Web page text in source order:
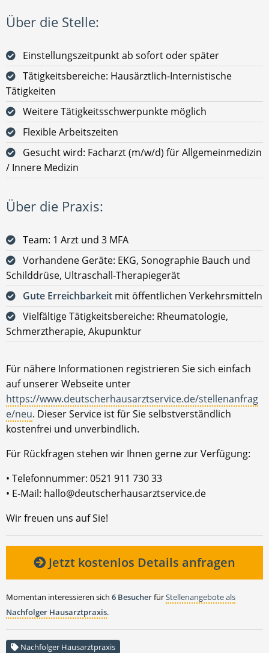
Über die Stelle:
Einstellungszeitpunkt ab sofort oder später
Tätigkeitsbereiche: Hausärztlich-Internistische
Tätigkeiten
Weitere Tätigkeitsschwerpunkte möglich
Flexible Arbeitszeiten
Gesucht wird: Facharzt (m/w/d) für Allgemeinmedizin
/ Innere Medizin
Über die Praxis:
Team: 1 Arzt und 3 MFA
Vorhandene Geräte: EKG, Sonographie Bauch und
Schilddrüse, Ultraschall-Therapiegerät
Gute Erreichbarkeit mit öffentlichen Verkehrsmitteln
Vielfältige Tätigkeitsbereiche: Rheumatologie,
Schmerztherapie, Akupunktur
Für nähere Informationen registrieren Sie sich einfach
auf unserer Webseite unter
https://www.deutscherhausarztservice.de/stellenanfrag
e/neu. Dieser Service ist für Sie selbstverständlich
kostenfrei und unverbindlich.
Für Rückfragen stehen wir Ihnen gerne zur Verfügung:
• Telefonnummer: 0521 911 730 33
• E-Mail: hallo@deutscherhausarztservice.de
Wir freuen uns auf Sie!
Jetzt kostenlos Details anfragen
Momentan interessieren sich 6 BesucherfürStellenangebote als
Nachfolger Hausarztpraxis.
Nachfolger Hausarztpraxis